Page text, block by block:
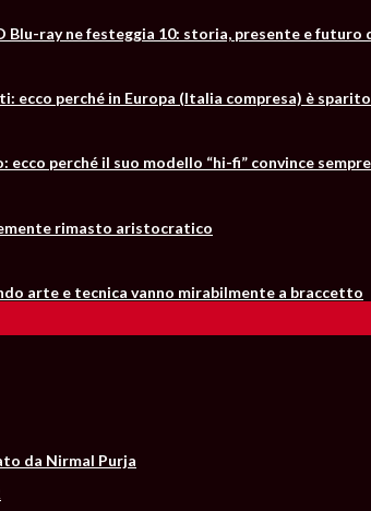
Blu-ray ne festeggia 10: storia, presente e
ecco perché in Europa (Italia compresa) è
perché il suo modello “hi-fi” convince
rimasto aristocratico
arte e tecnica vanno mirabilmente a braccetto
da Nirmal Purja